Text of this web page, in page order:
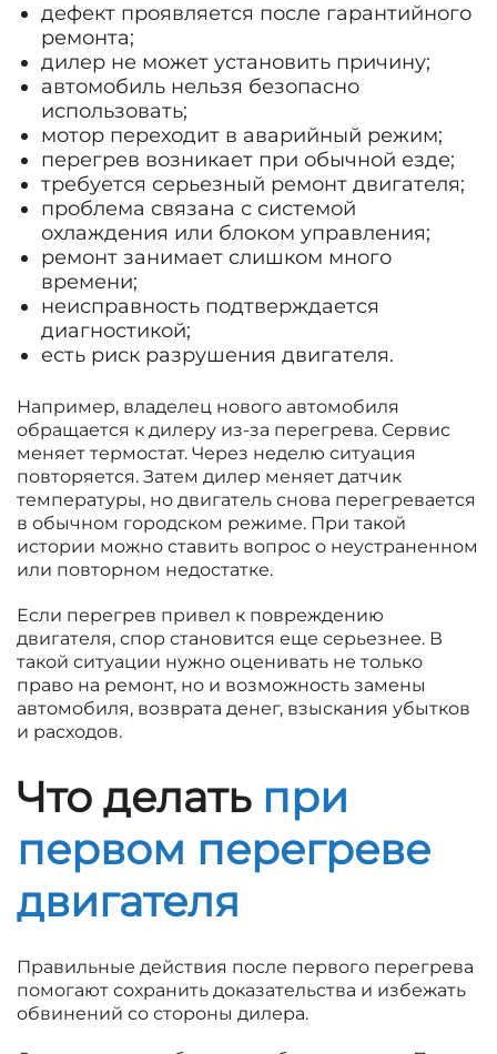
дефект проявляется после гарантийного
ремонта;
дилер не может установить причину;
автомобиль нельзя безопасно
использовать;
мотор переходит в аварийный режим;
перегрев возникает при обычной езде;
требуется серьезный ремонт двигателя;
проблема связана с системой
охлаждения или блоком управления;
ремонт занимает слишком много
времени;
неисправность подтверждается
диагностикой;
есть риск разрушения двигателя.
Например, владелец нового автомобиля
обращается к дилеру из-за перегрева. Сервис
меняет термостат. Через неделю ситуация
повторяется. Затем дилер меняет датчик
температуры, но двигатель снова перегревается
в обычном городском режиме. При такой
истории можно ставить вопрос о неустраненном
или повторном недостатке.
Если перегрев привел к повреждению
двигателя, спор становится еще серьезнее. В
такой ситуации нужно оценивать не только
право на ремонт, но и возможность замены
автомобиля, возврата денег, взыскания убытков
и расходов.
Что делать при
первом перегреве
двигателя
Правильные действия после первого перегрева
помогают сохранить доказательства и избежать
обвинений со стороны дилера.